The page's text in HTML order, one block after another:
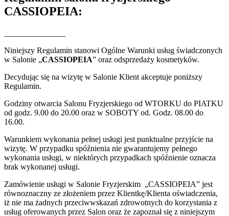
CASSIOPEIA:
Niniejszy Regulamin stanowi Ogólne Warunki usług świadczonych
w Salonie „CASSIOPEIA” oraz odsprzedaży kosmetyków.
Decydując się na wizytę w Salonie Klient akceptuje poniższy
Regulamin.
Godziny otwarcia Salonu Fryzjerskiego od WTORKU do PIATKU
od godz. 9.00 do 20.00 oraz w SOBOTY od. Godz. 08.00 do
16.00.
Warunkiem wykonania pełnej usługi jest punktualne przyjście na
wizytę. W przypadku spóźnienia nie gwarantujemy pełnego
wykonania usługi, w niektórych przypadkach spóźnienie oznacza
brak wykonanej usługi.
Zamówienie usługi w Salonie Fryzjerskim „CASSIOPEIA” jest
równoznaczny ze złożeniem przez Klientkę/Klienta oświadczenia,
iż nie ma żadnych przeciwwskazań zdrowotnych do korzystania z
usług oferowanych przez Salon oraz że zapoznał się z niniejszym